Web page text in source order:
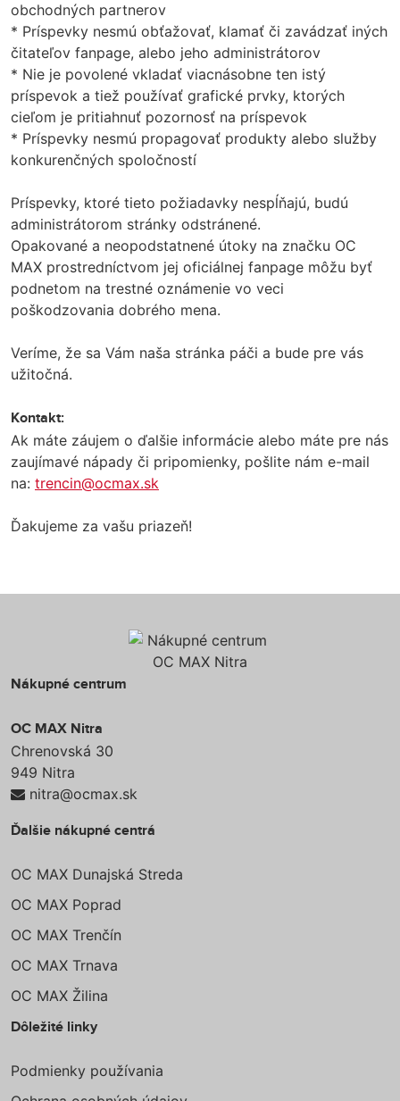
obchodných partnerov
* Príspevky nesmú obťažovať, klamať či zavádzať iných
čitateľov fanpage, alebo jeho administrátorov
* Nie je povolené vkladať viacnásobne ten istý
príspevok a tiež používať grafické prvky, ktorých
cieľom je pritiahnuť pozornosť na príspevok
* Príspevky nesmú propagovať produkty alebo služby
konkurenčných spoločností
Príspevky, ktoré tieto požiadavky nespĺňajú, budú
administrátorom stránky odstránené.
Opakované a neopodstatnené útoky na značku OC
MAX prostredníctvom jej oficiálnej fanpage môžu byť
podnetom na trestné oznámenie vo veci
poškodzovania dobrého mena.
Veríme, že sa Vám naša stránka páči a bude pre vás
užitočná.
Kontakt:
Ak máte záujem o ďalšie informácie alebo máte pre nás
zaujímavé nápady či pripomienky, pošlite nám e-mail
na: trencin@ocmax.sk
Ďakujeme za vašu priazeň!
Nákupné centrum
OC MAX Nitra
Chrenovská 30
949 Nitra
nitra@ocmax.sk
Ďalšie nákupné centrá
OC MAX Dunajská Streda
OC MAX Poprad
OC MAX Trenčín
OC MAX Trnava
OC MAX Žilina
Dôležité linky
Podmienky používania